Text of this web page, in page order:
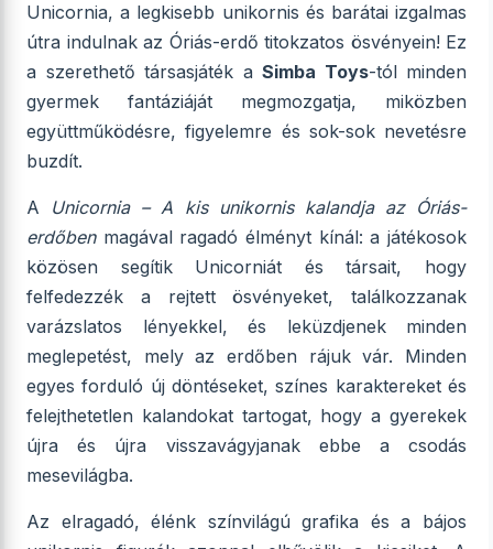
Unicornia, a legkisebb unikornis és barátai izgalmas
útra indulnak az Óriás-erdő titokzatos ösvényein! Ez
a szerethető társasjáték a Simba Toys-tól minden
gyermek fantáziáját megmozgatja, miközben
együttműködésre, figyelemre és sok-sok nevetésre
buzdít.
A Unicornia – A kis unikornis kalandja az Óriás-
erdőbenmagával ragadó élményt kínál: a játékosok
közösen segítik Unicorniát és társait, hogy
felfedezzék a rejtett ösvényeket, találkozzanak
varázslatos lényekkel, és leküzdjenek minden
meglepetést, mely az erdőben rájuk vár. Minden
egyes forduló új döntéseket, színes karaktereket és
felejthetetlen kalandokat tartogat, hogy a gyerekek
újra és újra visszavágyjanak ebbe a csodás
mesevilágba.
Az elragadó, élénk színvilágú grafika és a bájos